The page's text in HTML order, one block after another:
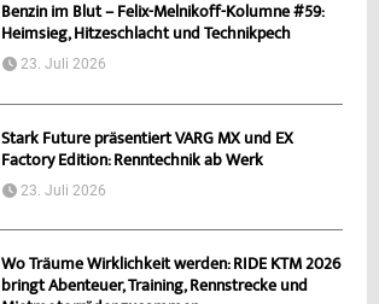
Benzin im Blut – Felix-Melnikoff-Kolumne #59:
Heimsieg, Hitzeschlacht und Technikpech
23. Juli 2026
Stark Future präsentiert VARG MX und EX
Factory Edition: Renntechnik ab Werk
23. Juli 2026
Wo Träume Wirklichkeit werden: RIDE KTM 2026
bringt Abenteuer, Training, Rennstrecke und